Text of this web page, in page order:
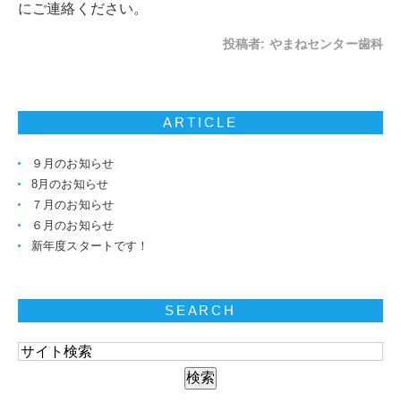
にご連絡ください。
投稿者: やまねセンター歯科
ARTICLE
９月のお知らせ
8月のお知らせ
７月のお知らせ
６月のお知らせ
新年度スタートです！
SEARCH